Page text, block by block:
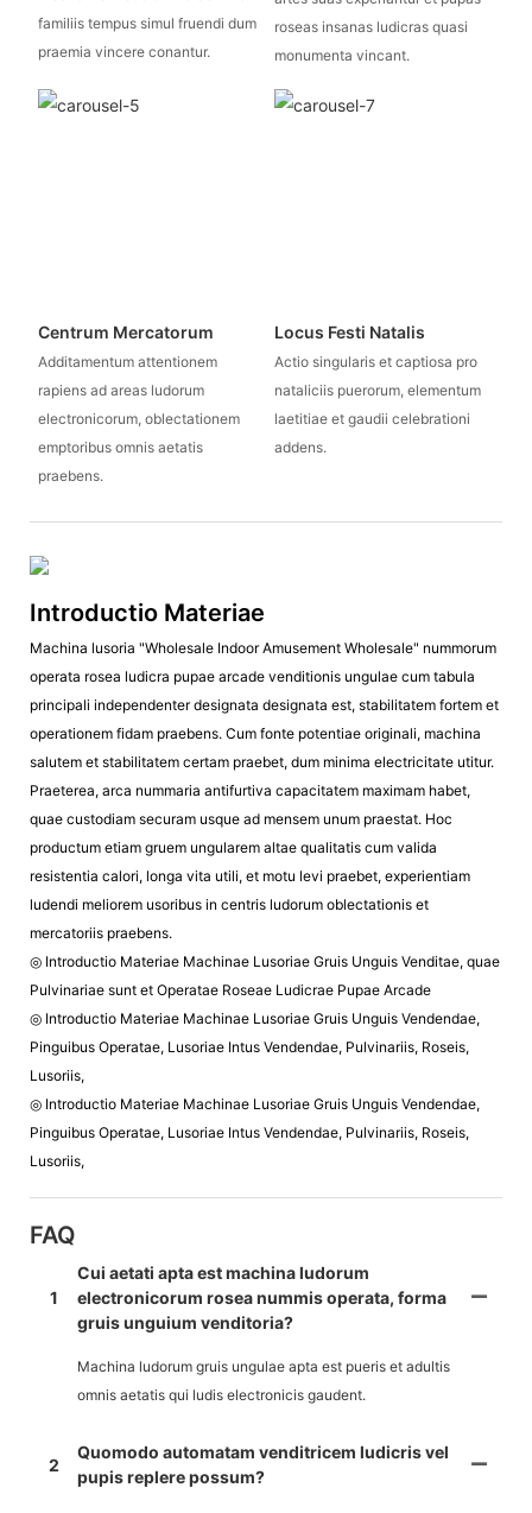
familiis tempus simul fruendi dum
praemia vincere conantur.
roseas insanas ludicras quasi
monumenta vincant.
Centrum Mercatorum
Additamentum attentionem
rapiens ad areas ludorum
electronicorum, oblectationem
emptoribus omnis aetatis
praebens.
Locus Festi Natalis
Actio singularis et captiosa pro
nataliciis puerorum, elementum
laetitiae et gaudii celebrationi
addens.
Introductio Materiae
Machina lusoria "Wholesale Indoor Amusement Wholesale" nummorum
operata rosea ludicra pupae arcade venditionis ungulae cum tabula
principali independenter designata designata est, stabilitatem fortem et
operationem fidam praebens. Cum fonte potentiae originali, machina
salutem et stabilitatem certam praebet, dum minima electricitate utitur.
Praeterea, arca nummaria antifurtiva capacitatem maximam habet,
quae custodiam securam usque ad mensem unum praestat. Hoc
productum etiam gruem ungularem altae qualitatis cum valida
resistentia calori, longa vita utili, et motu levi praebet, experientiam
ludendi meliorem usoribus in centris ludorum oblectationis et
mercatoriis praebens.
◎ Introductio Materiae Machinae Lusoriae Gruis Unguis Venditae, quae
Pulvinariae sunt et Operatae Roseae Ludicrae Pupae Arcade
◎ Introductio Materiae Machinae Lusoriae Gruis Unguis Vendendae,
Pinguibus Operatae, Lusoriae Intus Vendendae, Pulvinariis, Roseis,
Lusoriis,
◎ Introductio Materiae Machinae Lusoriae Gruis Unguis Vendendae,
Pinguibus Operatae, Lusoriae Intus Vendendae, Pulvinariis, Roseis,
Lusoriis,
FAQ
1
Cui aetati apta est machina ludorum
electronicorum rosea nummis operata, forma
gruis unguium venditoria?
Machina ludorum gruis ungulae apta est pueris et adultis
omnis aetatis qui ludis electronicis gaudent.
2
Quomodo automatam venditricem ludicris vel
pupis replere possum?